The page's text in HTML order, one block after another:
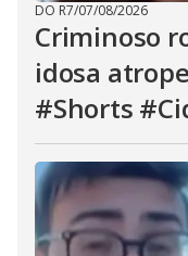
DO R7/07/08/2026
Criminoso
idosa
#Shorts